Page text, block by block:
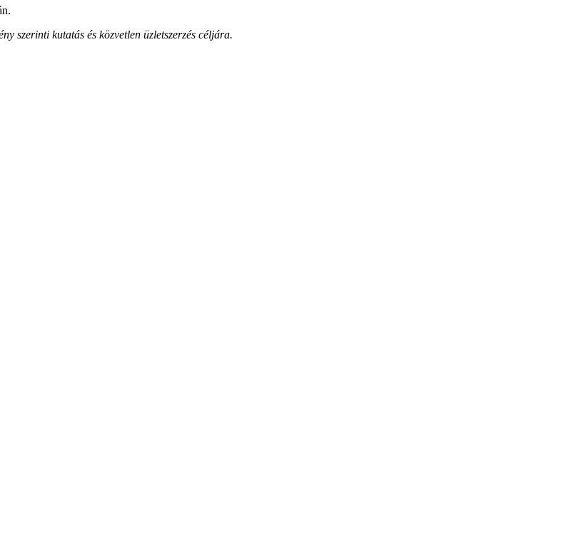
szerinti kutatás és közvetlen üzletszerzés céljára.